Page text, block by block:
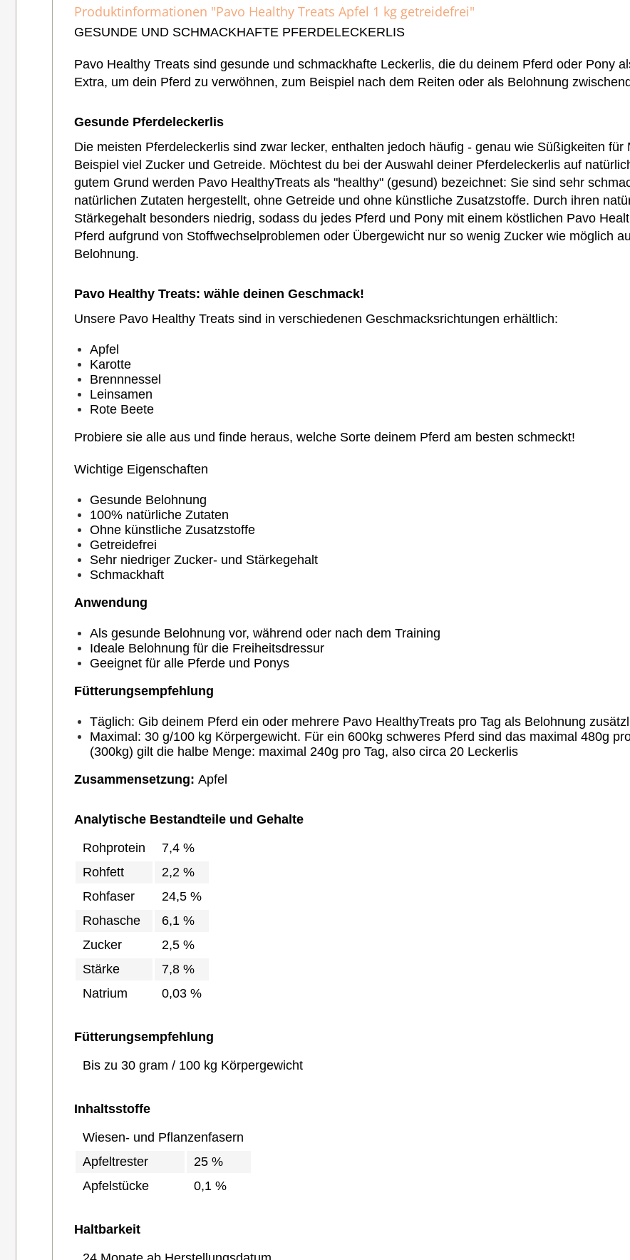
Produktinformationen "Pavo Healthy Treats Apfel 1 kg getreidefrei"
GESUNDE UND SCHMACKHAFTE PFERDELECKERLIS
Pavo Healthy Treats sind gesunde und schmackhafte Leckerlis, die du deinem Pferd oder Pony
Extra, um dein Pferd zu verwöhnen, zum Beispiel nach dem Reiten oder als Belohnung
Gesunde Pferdeleckerlis
Die meisten Pferdeleckerlis sind zwar lecker, enthalten jedoch häufig - genau wie Süßigkeiten
Beispiel viel Zucker und Getreide. Möchtest du bei der Auswahl deiner Pferdeleckerlis auf
gutem Grund werden Pavo HealthyTreats als "healthy" (gesund) bezeichnet: Sie sind sehr
natürlichen Zutaten hergestellt, ohne Getreide und ohne künstliche Zusatzstoffe. Durch ihren
Stärkegehalt besonders niedrig, sodass du jedes Pferd und Pony mit einem köstlichen Pavo
Pferd aufgrund von Stoffwechselproblemen oder Übergewicht nur so wenig Zucker wie möglich
Belohnung.
Pavo Healthy Treats: wähle deinen Geschmack!
Unsere Pavo Healthy Treats sind in verschiedenen Geschmacksrichtungen erhältlich:
Apfel
Karotte
Brennnessel
Leinsamen
Rote Beete
Probiere sie alle aus und finde heraus, welche Sorte deinem Pferd am besten schmeckt!
Wichtige Eigenschaften
Gesunde Belohnung
100% natürliche Zutaten
Ohne künstliche Zusatzstoffe
Getreidefrei
Sehr niedriger Zucker- und Stärkegehalt
Schmackhaft
Anwendung
Als gesunde Belohnung vor, während oder nach dem Training
Ideale Belohnung für die Freiheitsdressur
Geeignet für alle Pferde und Ponys
Fütterungsempfehlung
Täglich: Gib deinem Pferd ein oder mehrere Pavo HealthyTreats pro Tag als Belohnung
Maximal: 30 g/100 kg Körpergewicht. Für ein 600kg schweres Pferd sind das maximal 480g
(300kg) gilt die halbe Menge: maximal 240g pro Tag, also circa 20 Leckerlis
Zusammensetzung: Apfel
Analytische Bestandteile und Gehalte
Rohprotein
7,4 %
Rohfett
2,2 %
Rohfaser
24,5 %
Rohasche
6,1 %
Zucker
2,5 %
Stärke
7,8 %
Natrium
0,03 %
Fütterungsempfehlung
Bis zu 30 gram / 100 kg Körpergewicht
Inhaltsstoffe
Wiesen- und Pflanzenfasern
Apfeltrester
25 %
Apfelstücke
0,1 %
Haltbarkeit